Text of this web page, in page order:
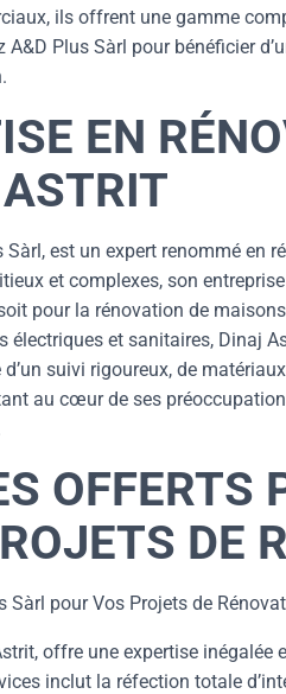
ils offrent une gamme
Plus Sàrl pour bénéficier
EN
est un expert renommé en
et complexes, son
pour la rénovation de
et sanitaires, Dinaj
suivi rigoureux, de
au cœur de ses
OFFERTS
DE
Sàrl pour Vos Projets de
offre une expertise
inclut la réfection totale